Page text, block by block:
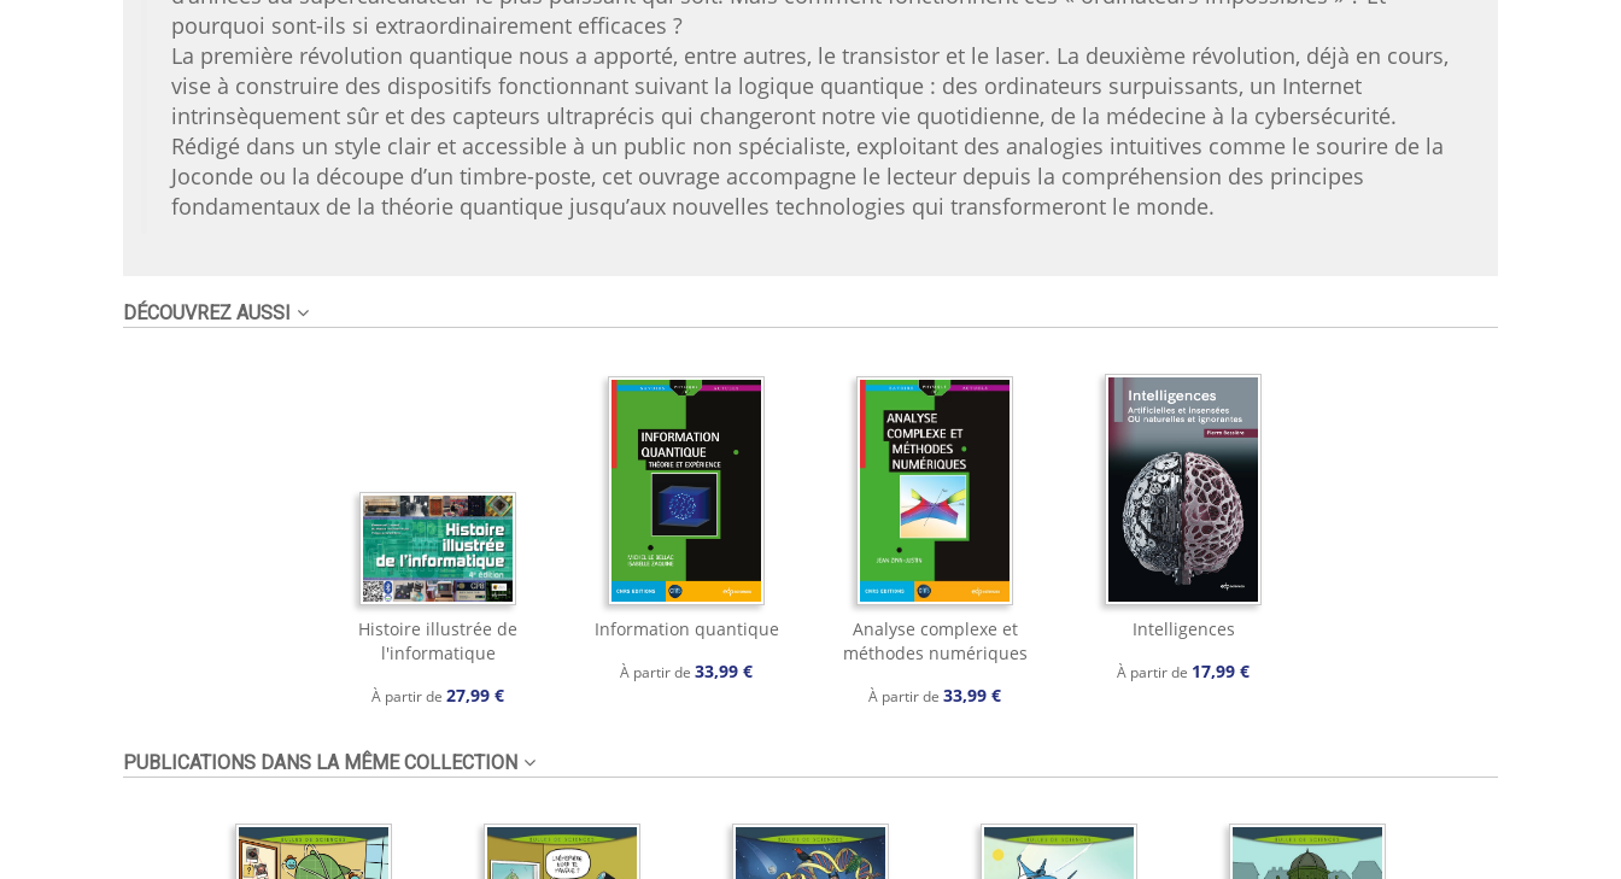
pourquoi sont-ils si extraordinairement efficaces ?
La première révolution quantique nous a apporté, entre autres, le transistor et le laser. La deuxième révolution, déjà en cours,
vise à construire des dispositifs fonctionnant suivant la logique quantique : des ordinateurs surpuissants, un Internet
intrinsèquement sûr et des capteurs ultraprécis qui changeront notre vie quotidienne, de la médecine à la cybersécurité.
Rédigé dans un style clair et accessible à un public non spécialiste, exploitant des analogies intuitives comme le sourire de la
Joconde ou la découpe d’un timbre-poste, cet ouvrage accompagne le lecteur depuis la compréhension des principes
fondamentaux de la théorie quantique jusqu’aux nouvelles technologies qui transformeront le monde.
DÉCOUVREZ AUSSI
Histoire illustrée de
l'informatique
À partir de 27,99 €
Information quantique
À partir de 33,99 €
Analyse complexe et
méthodes numériques
À partir de 33,99 €
Intelligences
À partir de 17,99 €
PUBLICATIONS DANS LA MÊME COLLECTION